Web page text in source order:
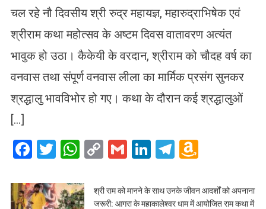
चल रहे नौ दिवसीय श्री रुद्र महायज्ञ, महारुद्राभिषेक एवं
श्रीराम कथा महोत्सव के अष्टम दिवस वातावरण अत्यंत
भावुक हो उठा। कैकेयी के वरदान, श्रीराम को चौदह वर्ष का
वनवास तथा संपूर्ण वनवास लीला का मार्मिक प्रसंग सुनकर
श्रद्धालु भावविभोर हो गए। कथा के दौरान कई श्रद्धालुओं
[…]
Facebook
Twitter
WhatsApp
CopyGmailLinkedIn
Telegram
List
​श्री राम को मानने के साथ उनके जीवन आदर्शों को अपनाना
जरूरी: आगरा के महाकालेश्वर धाम में आयोजित राम कथा में